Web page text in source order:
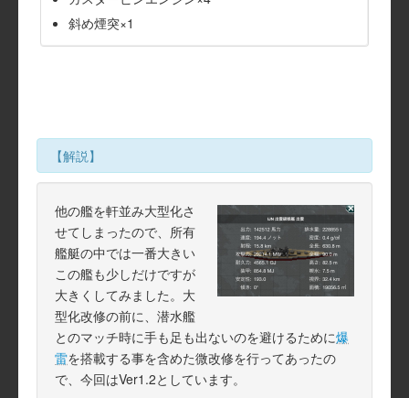
斜め煙突×1
【解説】
他の艦を軒並み大型化さ
せてしまったので、所有
艦艇の中では一番大きい
この艦も少しだけですが
大きくしてみました。大
型化改修の前に、潜水艦
とのマッチ時に手も足も出ないのを避けるために爆
雷を搭載する事を含めた微改修を行ってあったの
で、今回はVer1.2としています。